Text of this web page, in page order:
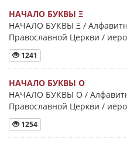
НАЧАЛО БУКВЫ Ξ
НАЧАЛО БУКВЫ Ξ /
Православной Церкви /
1241
НАЧАЛО БУКВЫ Ο
НАЧАЛО БУКВЫ Ο /
Православной Церкви /
1254